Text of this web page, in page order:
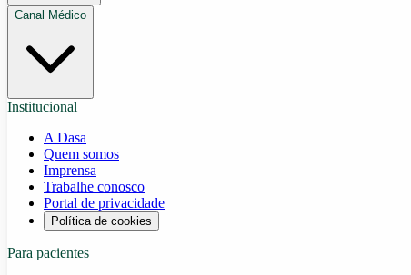
Canal Médico
Institucional
A Dasa
Quem somos
Imprensa
Trabalhe conosco
Portal de privacidade
Política de cookies
Para pacientes